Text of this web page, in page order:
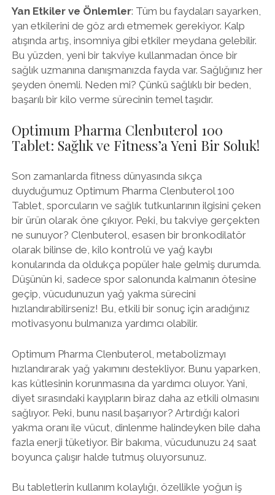
Yan Etkiler ve Önlemler: Tüm bu faydaları sayarken,
yan etkilerini de göz ardı etmemek gerekiyor. Kalp
atışında artış, insomniya gibi etkiler meydana gelebilir.
Bu yüzden, yeni bir takviye kullanmadan önce bir
sağlık uzmanına danışmanızda fayda var. Sağlığınız her
şeyden önemli. Neden mi? Çünkü sağlıklı bir beden,
başarılı bir kilo verme sürecinin temel taşıdır.
Optimum Pharma Clenbuterol 100
Tablet: Sağlık ve Fitness’a Yeni Bir Soluk!
Son zamanlarda fitness dünyasında sıkça
duyduğumuz Optimum Pharma Clenbuterol 100
Tablet, sporcuların ve sağlık tutkunlarının ilgisini çeken
bir ürün olarak öne çıkıyor. Peki, bu takviye gerçekten
ne sunuyor? Clenbuterol, esasen bir bronkodilatör
olarak bilinse de, kilo kontrolü ve yağ kaybı
konularında da oldukça popüler hale gelmiş durumda.
Düşünün ki, sadece spor salonunda kalmanın ötesine
geçip, vücudunuzun yağ yakma sürecini
hızlandırabilirseniz! Bu, etkili bir sonuç için aradığınız
motivasyonu bulmanıza yardımcı olabilir.
Optimum Pharma Clenbuterol, metabolizmayı
hızlandırarak yağ yakımını destekliyor. Bunu yaparken,
kas kütlesinin korunmasına da yardımcı oluyor. Yani,
diyet sırasındaki kayıpların biraz daha az etkili olmasını
sağlıyor. Peki, bunu nasıl başarıyor? Artırdığı kalori
yakma oranı ile vücut, dinlenme halindeyken bile daha
fazla enerji tüketiyor. Bir bakıma, vücudunuzu 24 saat
boyunca çalışır halde tutmuş oluyorsunuz.
Bu tabletlerin kullanım kolaylığı, özellikle yoğun iş